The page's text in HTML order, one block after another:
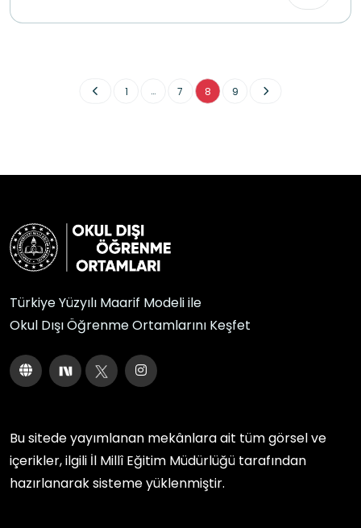
1 ... 7 8 9
Türkiye Yüzyılı Maarif Modeli ile
Okul Dışı Öğrenme Ortamlarını Keşfet
Bu sitede yayımlanan mekânlara ait tüm görsel ve
içerikler, ilgili İl Millî Eğitim Müdürlüğü tarafından
hazırlanarak sisteme yüklenmiştir.